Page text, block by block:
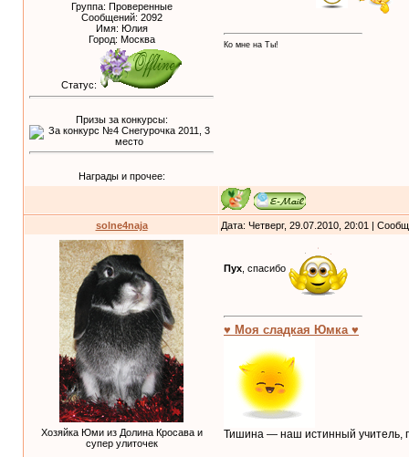
Группа: Проверенные
Сообщений: 2092
Имя: Юлия
Город: Москва
Статус:
Призы за конкурсы:
Награды и прочее:
Ко мне на Ты!
solne4naja Дата: Четверг, 29.07.2010, 20:01 |
Хозяйка Юми из Долина Кросава и
супер улиточек
Пух , спасибо
♥ Моя сладкая Юмка ♥
Тишина — наш истинный учитель,